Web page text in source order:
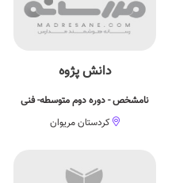
دانش پژوه
نامشخص - دوره دوم متوسطه- فنی
کردستان مریوان